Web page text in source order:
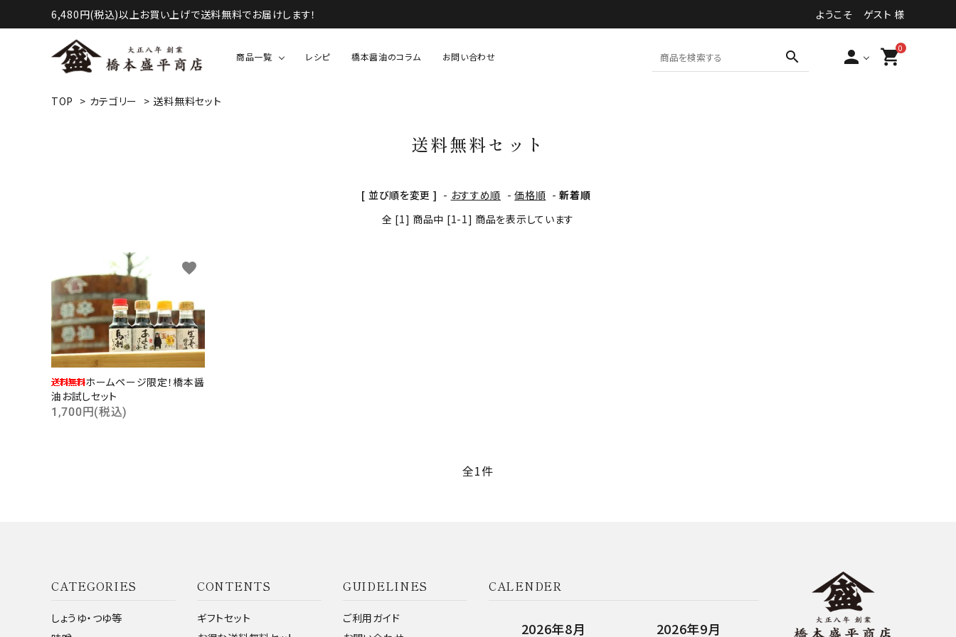
6,480円(税込)以上お買い上げで送料無料でお届けします！ ようこそ ゲスト 様
商品一覧
生鮮・青果・精肉等 贈り物・セット物
レシピ 橋本醤油のコラム お問い合わせ search person 0
shopping_cart
TOP > カテゴリー > 送料無料セット
送料無料セット
[ 並び順を変更 ] - おすすめ順 -価格順 -新着順
全 [1] 商品中 [1-1] 商品を表示しています
ホームページ限定！橋本醤
油お試しセット
1,700円(税込)
favorite
全1件
CATEGORIES
しょうゆ・つゆ等
CONTENTS
ギフトセット
GUIDELINES
ご利用ガイド
CALENDER
2026年8月 2026年9月